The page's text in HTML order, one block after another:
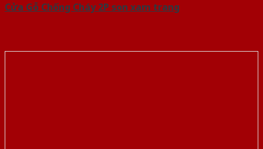
Cửa Gỗ Chống Cháy 2P son xam trang